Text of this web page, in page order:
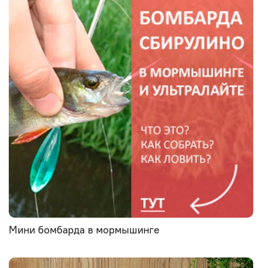
Мини бомбарда в мормышинге